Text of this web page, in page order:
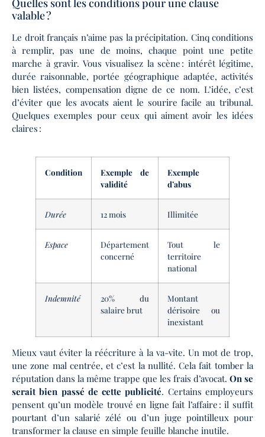
valable ?
Le droit français n’aime pas la précipitation. Cinq conditions
à remplir, pas une de moins, chaque point une petite
marche à gravir. Vous visualisez la scène : intérêt légitime,
durée raisonnable, portée géographique adaptée, activités
bien listées, compensation digne de ce nom. L’idée, c’est
d’éviter que les avocats aient le sourire facile au tribunal.
Quelques exemples pour ceux qui aiment avoir les idées
claires :
Condition
Exemple de
validité
Exemple
d’abus
Durée 12 mois Illimitée
Espace
Département
concerné
Tout le
territoire
national
Indemnité
20% du
salaire brut
Montant
dérisoire ou
inexistant
Mieux vaut éviter la réécriture à la va-vite. Un mot de trop,
une zone mal centrée, et c’est la nullité. Cela fait tomber la
réputation dans la même trappe que les frais d’avocat. On se
serait bien passé de cette publicité. Certains employeurs
pensent qu’un modèle trouvé en ligne fait l’affaire : il suffit
pourtant d’un salarié zélé ou d’un juge pointilleux pour
transformer la clause en simple feuille blanche inutile.